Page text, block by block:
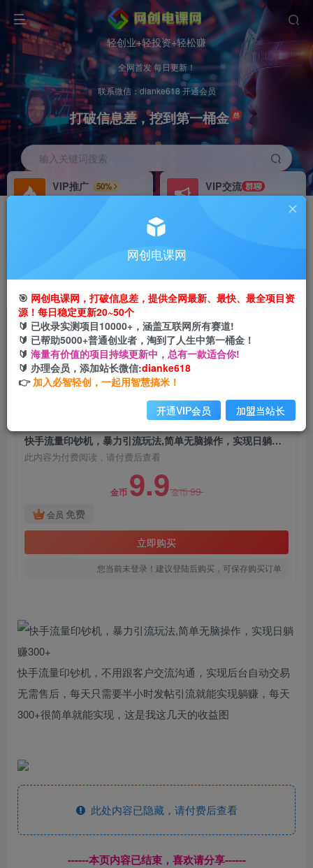
轻创业+轻投资+轻松赚
全网首发 每日更新！
联系微信：dianke618 开通会员
打破信息差，挖到第一桶金
输入关键词搜索
VIP推广
50%
VIP交流 群聊
研究探讨更多创业项目路子。
搭建同款网站，自己当老板
快手流量印钞机，暴力引流玩法,简单无脑操作，
实现日躺赚300+
网创电课网
2年前发布
2035 144
快手流量印钞机，暴力引流玩法,简单无脑操作，实现日躺赚300+
此内容为付费阅读，请付费后查看
金币 9.9金币99
会员 免费
立即购买
您当前未登录！建议登陆后购买，可保存购买订单
快手流量印钞机，不用跟客户交流沟通，实现后台自动交易
无需售后，每天只需要半小时发帖引流就能实现躺赚，每天
300+很简单就能实现，这是我这几天的收益图
此处内容已隐藏，请付费后查看
------本页内容已结束，喜欢请分享------
网创电课网
🎯 网创电课网，打破信息差，提供全网最新、最快、最全项目资
源！每日稳定更新20~50个
🔰 已收录实测项目10000+，涵盖互联网所有赛道!
🔰 已帮助5000+普通创业者，淘到了人生中第一桶金！
🔰 海量有价值的项目持续更新中，总有一款适合你!
🔰 办理会员，添加站长微信:dianke618
👉 加入必智轻创，一起用智慧搞米！
开通VIP会员 加盟当站长